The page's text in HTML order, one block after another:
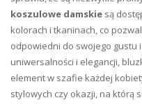
koszulowe damskie są
kolorach i tkaninach, co
odpowiedni do swojego gustu
uniwersalności i elegancji,
element w szafie każdej
stylowych czy okazji, na którą